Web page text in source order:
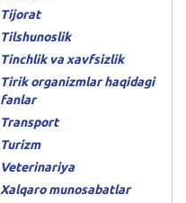
Tijorat
Tilshunoslik
Tinchlik va xavfsizlik
Tirik organizmlar haqidagi
fanlar
Transport
Turizm
Veterinariya
Xalqaro munosabatlar